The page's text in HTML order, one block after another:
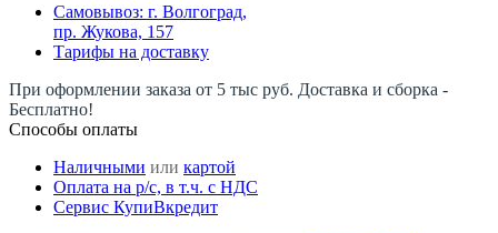
Самовывоз: г. Волгоград,
пр. Жукова, 157
Тарифы на доставку
При оформлении заказа от 5 тыс руб. Доставка и сборка -
Бесплатно!
Способы оплаты
Наличными или картой
Оплата на р/c, в т.ч. с НДС
Сервис КупиВкредит